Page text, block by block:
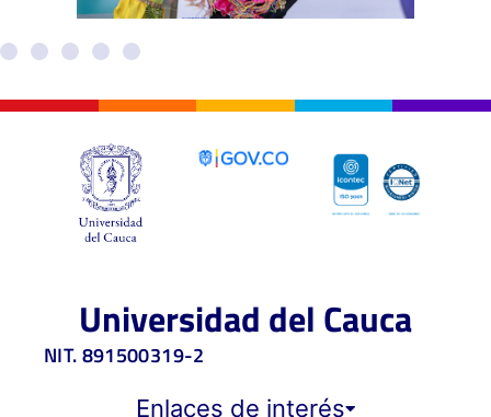
Universidad del Cauca
NIT. 891500319-2
Enlaces de interés